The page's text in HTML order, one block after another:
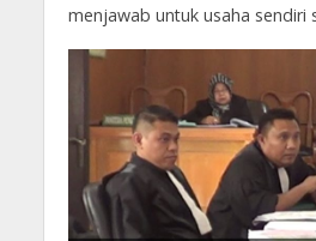
menjawab untuk usaha sendiri